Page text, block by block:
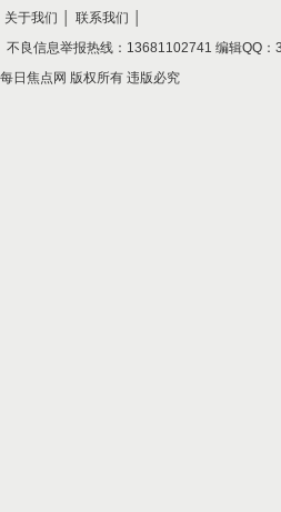
关于我们 联系我们
不良信息举报热线：13681102741 编辑QQ：
每日焦点网 版权所有 违版必究